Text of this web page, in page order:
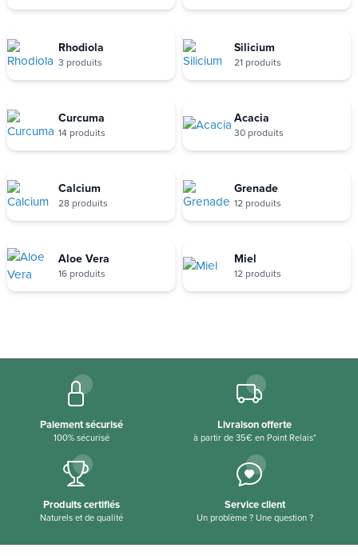
Rhodiola
3 produits
Silicium
21 produits
Curcuma
14 produits
Acacia
30 produits
Calcium
28 produits
Grenade
12 produits
Aloe Vera
16 produits
Miel
12 produits
Paiement sécurisé
100% sécurisé
Livraison offerte
à partir de 35€ en Point Relais*
Produits certifiés
Naturels et de qualité
Service client
Un problème ? Une question ?